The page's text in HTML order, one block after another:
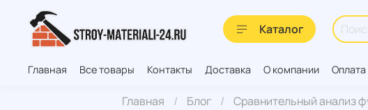
Каталог
Главная Все товары Контакты Доставка О компании Оплата
Главная Блог Сравнительный анализ